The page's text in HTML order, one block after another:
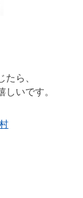
ら、
いです。